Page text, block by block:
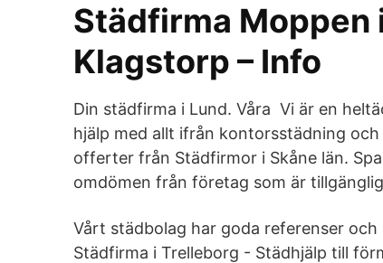
Städfirma Moppen
Klagstorp – Info
Din städfirma i Lund. Våra Vi är en
hjälp med allt ifrån kontorsstädning
offerter från Städfirmor i Skåne län.
omdömen från företag som är
Vårt städbolag har goda referenser
Städfirma i Trelleborg - Städhjälp till